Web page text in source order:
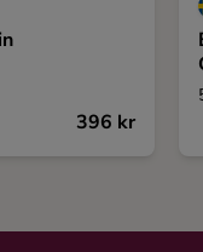
396 kr